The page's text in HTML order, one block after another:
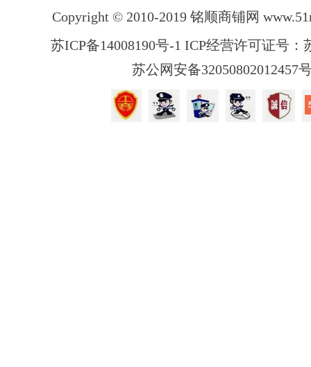
Copyright © 2010-2019 铭顺商铺网
苏ICP备14008190号-1 ICP经营许可证号：
苏公网安备32050802012457